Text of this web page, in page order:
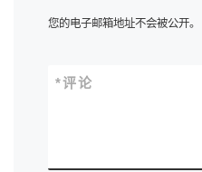
您的电子邮箱地址不会被公开。
评论
*